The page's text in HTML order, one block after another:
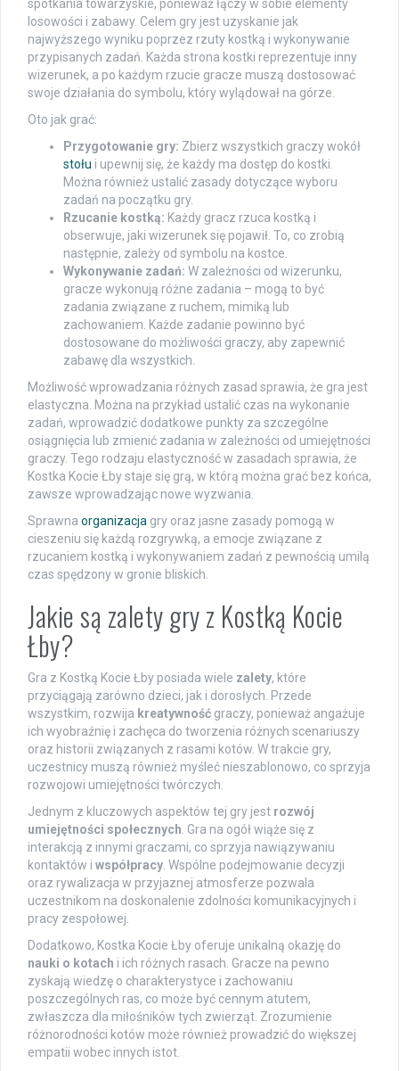
spotkania towarzyskie, ponieważ łączy w sobie elementy
losowości i zabawy. Celem gry jest uzyskanie jak
najwyższego wyniku poprzez rzuty kostką i wykonywanie
przypisanych zadań. Każda strona kostki reprezentuje inny
wizerunek, a po każdym rzucie gracze muszą dostosować
swoje działania do symbolu, który wylądował na górze.
Oto jak grać:
Przygotowanie gry: Zbierz wszystkich graczy wokół
stołu i upewnij się, że każdy ma dostęp do kostki.
Można również ustalić zasady dotyczące wyboru
zadań na początku gry.
Rzucanie kostką: Każdy gracz rzuca kostką i
obserwuje, jaki wizerunek się pojawił. To, co zrobią
następnie, zależy od symbolu na kostce.
Wykonywanie zadań: W zależności od wizerunku,
gracze wykonują różne zadania – mogą to być
zadania związane z ruchem, mimiką lub
zachowaniem. Każde zadanie powinno być
dostosowane do możliwości graczy, aby zapewnić
zabawę dla wszystkich.
Możliwość wprowadzania różnych zasad sprawia, że gra jest
elastyczna. Można na przykład ustalić czas na wykonanie
zadań, wprowadzić dodatkowe punkty za szczególne
osiągnięcia lub zmienić zadania w zależności od umiejętności
graczy. Tego rodzaju elastyczność w zasadach sprawia, że
Kostka Kocie Łby staje się grą, w którą można grać bez końca,
zawsze wprowadzając nowe wyzwania.
Sprawna organizacja gry oraz jasne zasady pomogą w
cieszeniu się każdą rozgrywką, a emocje związane z
rzucaniem kostką i wykonywaniem zadań z pewnością umilą
czas spędzony w gronie bliskich.
Jakie są zalety gry z Kostką Kocie
Łby?
Gra z Kostką Kocie Łby posiada wiele zalety, które
przyciągają zarówno dzieci, jak i dorosłych. Przede
wszystkim, rozwija kreatywność graczy, ponieważ angażuje
ich wyobraźnię i zachęca do tworzenia różnych scenariuszy
oraz historii związanych z rasami kotów. W trakcie gry,
uczestnicy muszą również myśleć nieszablonowo, co sprzyja
rozwojowi umiejętności twórczych.
Jednym z kluczowych aspektów tej gry jest rozwój
umiejętności społecznych . Gra na ogół wiąże się z
interakcją z innymi graczami, co sprzyja nawiązywaniu
kontaktów i współpracy . Wspólne podejmowanie decyzji
oraz rywalizacja w przyjaznej atmosferze pozwala
uczestnikom na doskonalenie zdolności komunikacyjnych i
pracy zespołowej.
Dodatkowo, Kostka Kocie Łby oferuje unikalną okazję do
nauki o kotach i ich różnych rasach. Gracze na pewno
zyskają wiedzę o charakterystyce i zachowaniu
poszczególnych ras, co może być cennym atutem,
zwłaszcza dla miłośników tych zwierząt. Zrozumienie
różnorodności kotów może również prowadzić do większej
empatii wobec innych istot.